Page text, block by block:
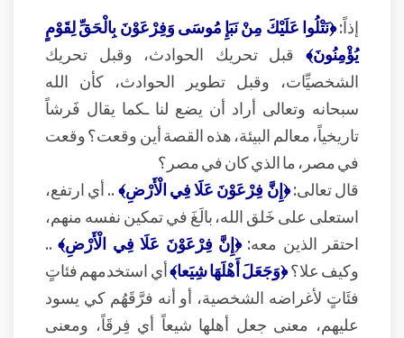
إذاً:﴿نَتْلُوا عَلَيْكَ مِنْ نَبَإِ مُوسَى وَفِرْعَوْنَ بِالْحَقِّ لِقَوْمٍ
يُؤْمِنُونَ﴾ قبل تحريك الحوادث، وقبل تحريك
الشخصيِّات، وقبل تطوير الحوادث، كأن الله
سبحانه وتعالى أراد أن يضع لنا ـكما يقال فَرشاً
تاريخياً، معالم البيئة، هذه القصة أين وقعت؟ وقعت
في مصر، ما الذي كان في مصر؟
قال تعالى:﴿إِنَّ فِرْعَوْنَ عَلَا فِي الْأَرْضِ﴾.. أي ارتفع،
استعلى على خَلق الله، بالَغَ في تمكين نفسه منهم،
احتقر الذين معه:﴿إِنَّ فِرْعَوْنَ عَلَا فِي الْأَرْضِ﴾ ..
وكيف علا؟﴿وَجَعَلَ أَهْلَهَا شِيَعا﴾أي استخدمهم فئاتٍ
فئَاتٍ لأغراضه الشخصية، أو أنه فرَّقَهُم كي يسود
عليهم، معنى جعل أهلها شيعاً أي فِرقَاً، ومعنى